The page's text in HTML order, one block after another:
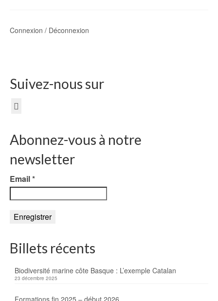
Connexion / Déconnexion
Suivez-nous sur
Abonnez-vous à notre
newsletter
Email*
Billets récents
Biodiversité marine côte Basque : L’exemple Catalan
23 décembre 2025